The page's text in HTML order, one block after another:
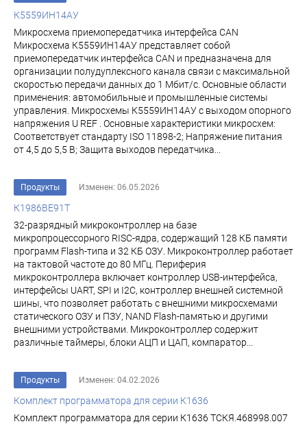
К5559ИН14АУ
Микросхема приемопередатчика интерфейса CAN
Микросхема К5559ИН14АУ представляет собой
приемопередатчик интерфейса CAN и предназначена для
организации полудуплексного канала связи с максимальной
скоростью передачи данных до 1 Мбит/с. Основные области
применения: автомобильные и промышленные системы
управления. Микросхемы К5559ИН14АУ с выходом опорного
напряжения U REF . Основные характеристики микросхем:
Соответствует стандарту ISO 11898-2; Напряжение питания
от 4,5 до 5,5 В; Защита выходов передатчика...
Продукты Изменен: 06.05.2026
К1986ВЕ91Т
32-разрядный микроконтроллер на базе
микропроцессорного RISC-ядра, содержащий 128 КБ памяти
программ Flash-типа и 32 КБ ОЗУ. Микроконтроллер работает
на тактовой частоте до 80 МГц. Периферия
микроконтроллера включает контроллер USB-интерфейса,
интерфейсы UART, SPI и I2C, контроллер внешней системной
шины, что позволяет работать с внешними микросхемами
статического ОЗУ и ПЗУ, NAND Flash-памятью и другими
внешними устройствами. Микроконтроллер содержит
различные таймеры, блоки АЦП и ЦАП, компаратор...
Продукты Изменен: 04.02.2026
Комплект программатора для серии К1636
Комплект программатора для серии К1636 ТСКЯ.468998.007